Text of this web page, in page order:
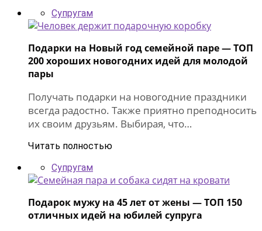
Супругам
Подарки на Новый год семейной паре — ТОП
200 хороших новогодних идей для молодой
пары
Получать подарки на новогодние праздники
всегда радостно. Также приятно преподносить
их своим друзьям. Выбирая, что…
Читать полностью
Супругам
Подарок мужу на 45 лет от жены — ТОП 150
отличных идей на юбилей супруга